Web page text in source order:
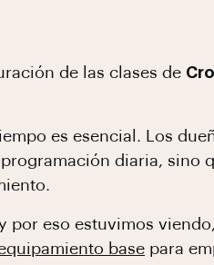
de las clases de
es esencial. Los
diaria, sino
por eso estuvimos
base para